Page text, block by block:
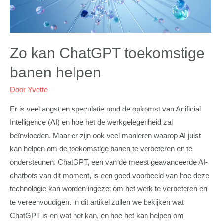
Zo kan ChatGPT toekomstige
banen helpen
Door Yvette
Er is veel angst en speculatie rond de opkomst van Artificial
Intelligence (AI) en hoe het de werkgelegenheid zal
beïnvloeden. Maar er zijn ook veel manieren waarop AI juist
kan helpen om de toekomstige banen te verbeteren en te
ondersteunen. ChatGPT, een van de meest geavanceerde AI-
chatbots van dit moment, is een goed voorbeeld van hoe deze
technologie kan worden ingezet om het werk te verbeteren en
te vereenvoudigen. In dit artikel zullen we bekijken wat
ChatGPT is en wat het kan, en hoe het kan helpen om